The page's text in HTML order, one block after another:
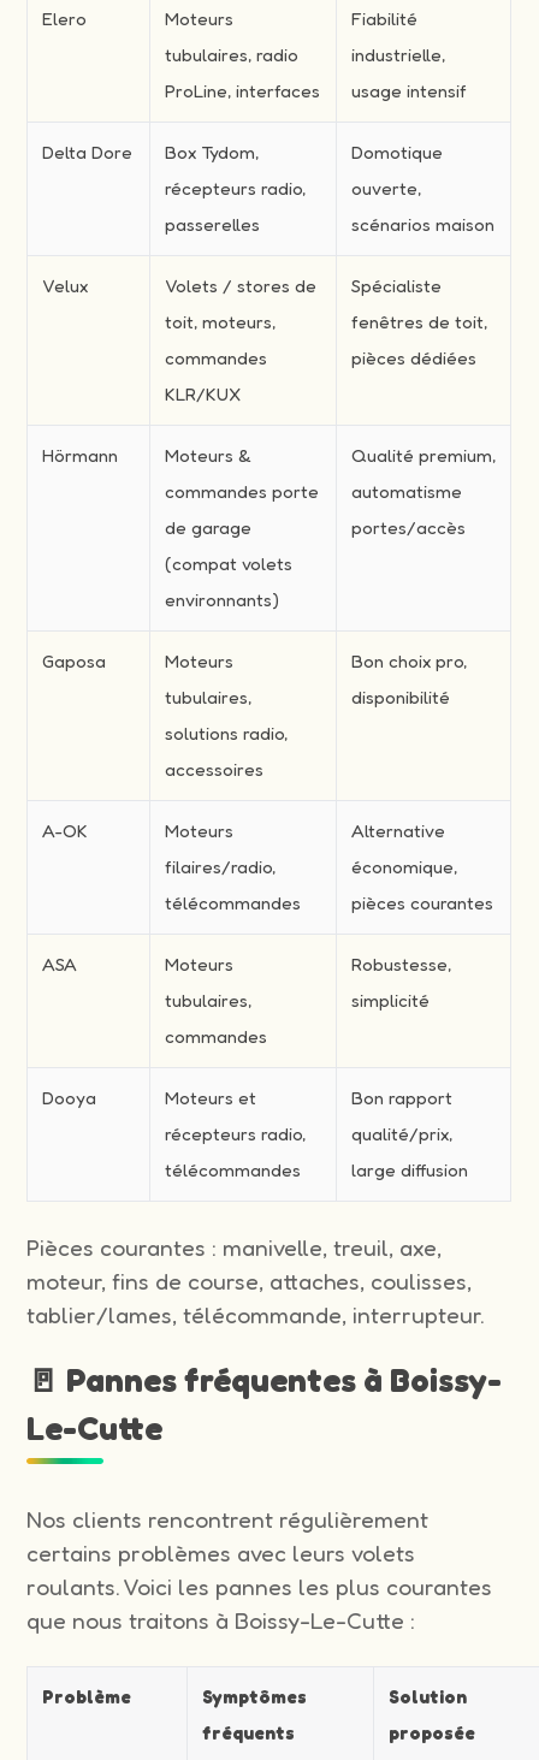
Elero
Moteurs
tubulaires, radio
ProLine, interfaces
Fiabilité
industrielle,
usage intensif
Delta Dore
Box Tydom,
récepteurs radio,
passerelles
Domotique
ouverte,
scénarios maison
Velux
Volets / stores de
toit, moteurs,
commandes
KLR/KUX
Spécialiste
fenêtres de toit,
pièces dédiées
Hörmann
Moteurs &
commandes porte
de garage
(compat volets
environnants)
Qualité premium,
automatisme
portes/accès
Gaposa
Moteurs
tubulaires,
solutions radio,
accessoires
Bon choix pro,
disponibilité
A-OK
Moteurs
filaires/radio,
télécommandes
Alternative
économique,
pièces courantes
ASA
Moteurs
tubulaires,
commandes
Robustesse,
simplicité
Dooya
Moteurs et
récepteurs radio,
télécommandes
Bon rapport
qualité/prix,
large diffusion
Pièces courantes : manivelle, treuil, axe,
moteur, fins de course, attaches, coulisses,
tablier/lames, télécommande, interrupteur.
🚪 Pannes fréquentes à Boissy-
Le-Cutte
Nos clients rencontrent régulièrement
certains problèmes avec leurs volets
roulants. Voici les pannes les plus courantes
que nous traitons à Boissy-Le-Cutte :
Problème
Symptômes
fréquents
Solution
proposée